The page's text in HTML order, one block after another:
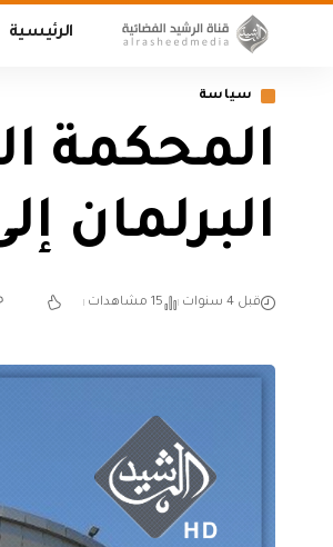
الرئيسية
سياسة
المحكمة
البرلمان
قبل 4 سنوات 15 مشاهدات